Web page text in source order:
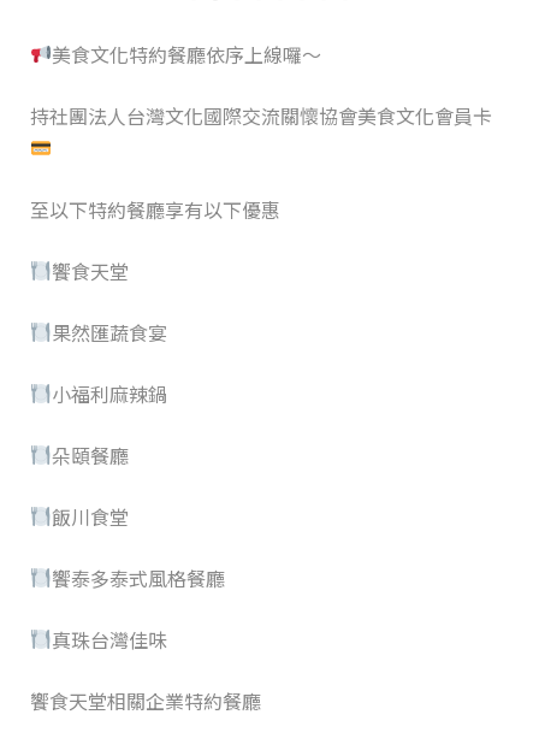
美食文化特約餐廳依序上線囉～
持社團法人台灣文化國際交流關懷協會美食文化會員卡
至以下特約餐廳享有以下優惠
饗食天堂
果然匯蔬食宴
小福利麻辣鍋
朵頤餐廳
飯川食堂
饗泰多泰式風格餐廳
真珠台灣佳味
饗食天堂相關企業特約餐廳